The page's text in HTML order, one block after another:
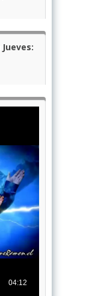
Jueves: